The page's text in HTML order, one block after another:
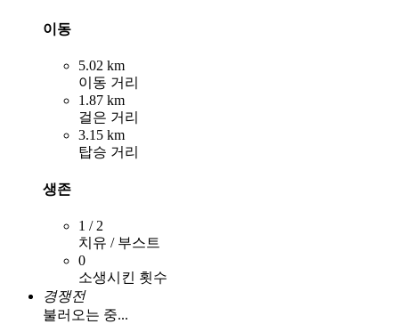
이동
5.02 km
이동 거리
1.87 km
걸은 거리
3.15 km
탑승 거리
생존
1 / 2
치유 / 부스트
0
소생시킨 횟수
경쟁전
불러오는 중...